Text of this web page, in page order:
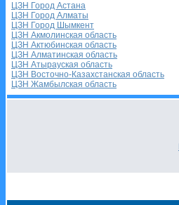
ЦЗН Город Астана
ЦЗН Город Алматы
ЦЗН Город Шымкент
ЦЗН Акмолинская область
ЦЗН Актюбинская область
ЦЗН Алматинская область
ЦЗН Атырауская область
ЦЗН Восточно-Казахстанская область
ЦЗН Жамбылская область